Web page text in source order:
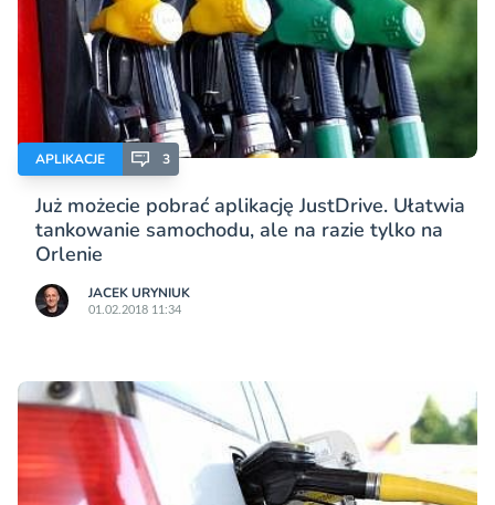
APLIKACJE 3
Już możecie pobrać aplikację JustDrive. Ułatwia
tankowanie samochodu, ale na razie tylko na
Orlenie
JACEK URYNIUK
01.02.2018 11:34